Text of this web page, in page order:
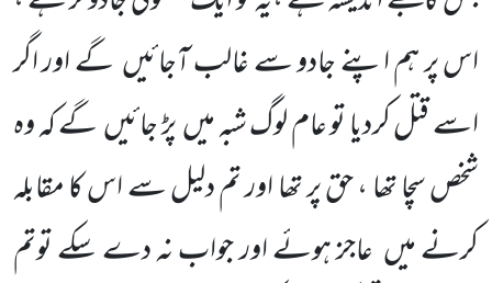
اس پر ہم اپنے جادو سے غالب آجائیںگے اور اگر
اسے قتل کردیا تو عام لوگ شبہ میںپڑ جائیںگے کہ وہ
شخص سچا تھا ، حق پر تھا اور تم دلیل سے اس کا مقابلہ
کرنے میں عاجز ہوئے اور جواب نہ دے سکے توتم